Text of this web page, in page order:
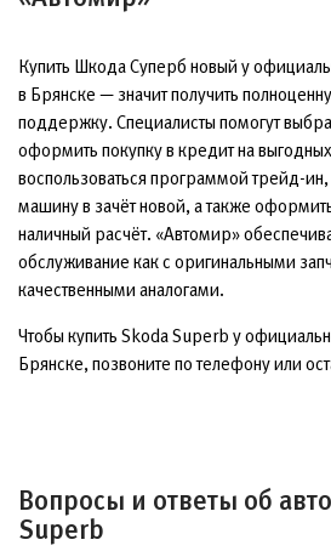
Купить Шкода Суперб новый у
в Брянске — значит получить
поддержку. Специалисты помогут
оформить покупку в кредит на
воспользоваться программой трейд-
машину в зачёт новой, а также
наличный расчёт. «Автомир»
обслуживание как с оригинальными
качественными аналогами.
Чтобы купить Skoda Superb у
Брянске, позвоните по телефону или
Вопросы и ответы об
Superb